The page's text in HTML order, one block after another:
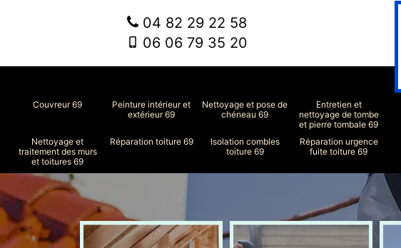
04 82 29 22 58
06 06 79 35 20
Couvreur 69
Peinture intérieur et
extérieur 69
Nettoyage et pose de
chéneau 69
Entretien et
nettoyage de tombe
et pierre tombale 69
Nettoyage et
traitement des murs
et toitures 69
Réparation toiture 69
Isolation combles
toiture 69
Réparation urgence
fuite toiture 69